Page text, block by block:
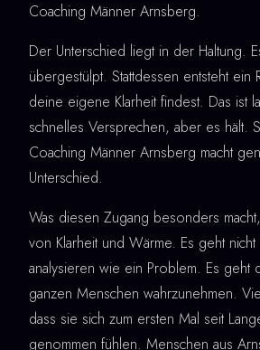
Coaching Männer Arnsberg.
Der Unterschied liegt in der Haltung.
übergestülpt. Stattdessen entsteht ein
deine eigene Klarheit findest. Das ist
schnelles Versprechen, aber es hält.
Coaching Männer Arnsberg macht
Unterschied.
Was diesen Zugang besonders
von Klarheit und Wärme. Es geht
analysieren wie ein Problem. Es geht
ganzen Menschen wahrzunehmen.
dass sie sich zum ersten Mal seit
genommen fühlen. Menschen aus